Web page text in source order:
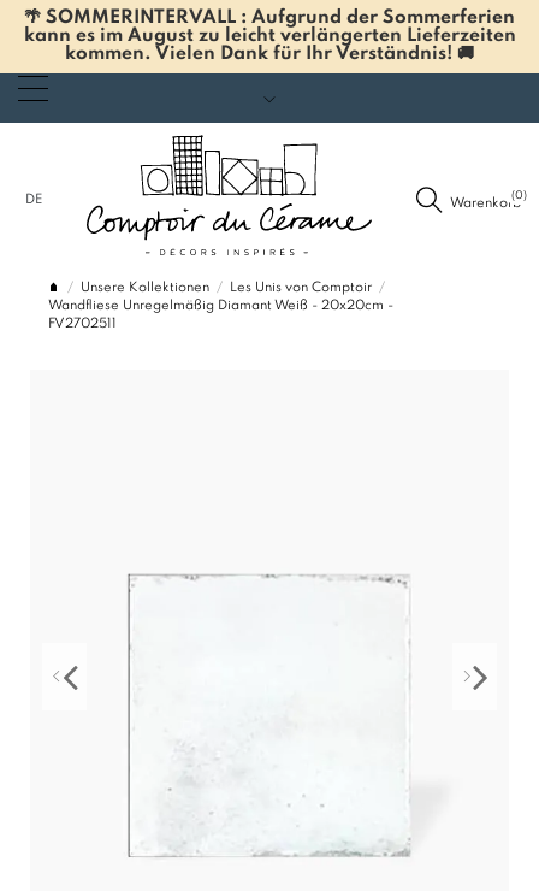
🌴 SOMMERINTERVALL : Aufgrund der Sommerferien
kann es im August zu leicht verlängerten Lieferzeiten
kommen. Vielen Dank für Ihr Verständnis! 🚚
DE Warenkorb
(0)
Unsere Kollektionen
Les Unis von Comptoir
Wandfliese Unregelmäßig Diamant Weiß - 20x20cm -
FV2702511